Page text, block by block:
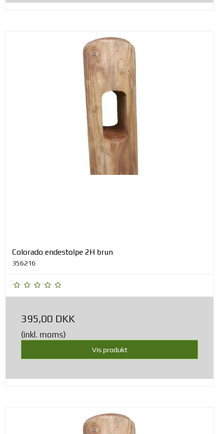
Colorado endestolpe 2H brun
356216
395,00 DKK
(inkl. moms)
Vis produkt